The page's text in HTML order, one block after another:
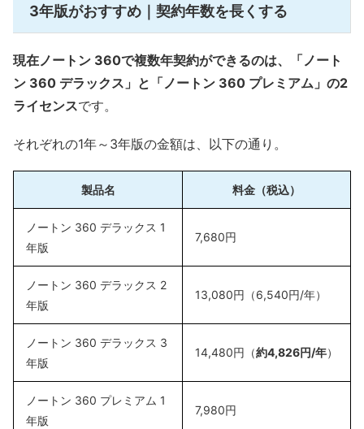
3年版がおすすめ｜契約年数を長くする
現在ノートン 360で複数年契約ができるのは、「ノート
ン 360 デラックス」と「ノートン 360 プレミアム」の2
ライセンスです。
それぞれの1年～3年版の金額は、以下の通り。
製品名 料金（税込）
ノートン 360 デラックス 1
年版
7,680円
ノートン 360 デラックス 2
年版
13,080円（6,540円/年）
ノートン 360 デラックス 3
年版
14,480円（約4,826円/年）
ノートン 360 プレミアム 1
年版
7,980円